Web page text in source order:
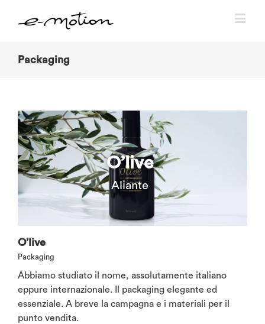
Packaging
O’live
Aliante
O’live
Packaging
Abbiamo studiato il nome, assolutamente italiano
eppure internazionale. Il packaging elegante ed
essenziale. A breve la campagna e i materiali per il
punto vendita.